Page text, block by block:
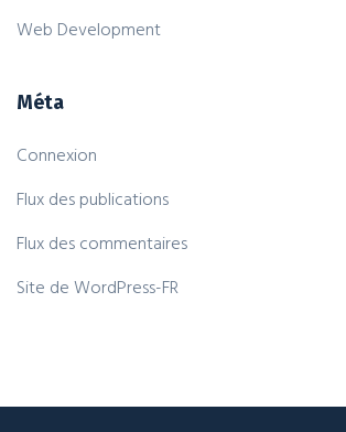
Web Development
Méta
Connexion
Flux des publications
Flux des commentaires
Site de WordPress-FR